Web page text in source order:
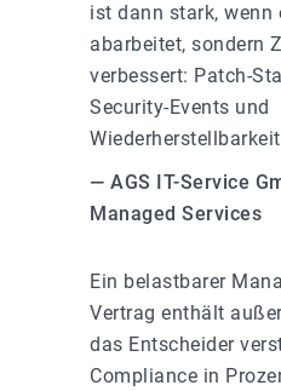
ist dann stark, wenn
abarbeitet, sondern
verbessert: Patch-
Security-Events und
— AGS IT-Service
Managed Services
Ein belastbarer
Vertrag enthält
das Entscheider
Compliance in